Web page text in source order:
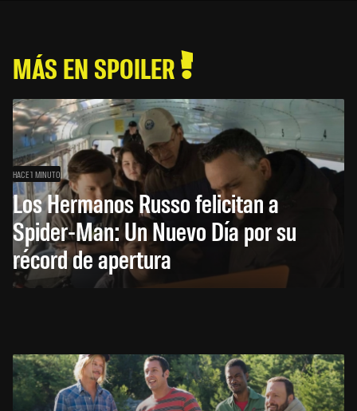
MÁS EN SPOILER
HACE 1 MINUTO
Los Hermanos Russo felicitan a
Spider-Man: Un Nuevo Día por su
récord de apertura